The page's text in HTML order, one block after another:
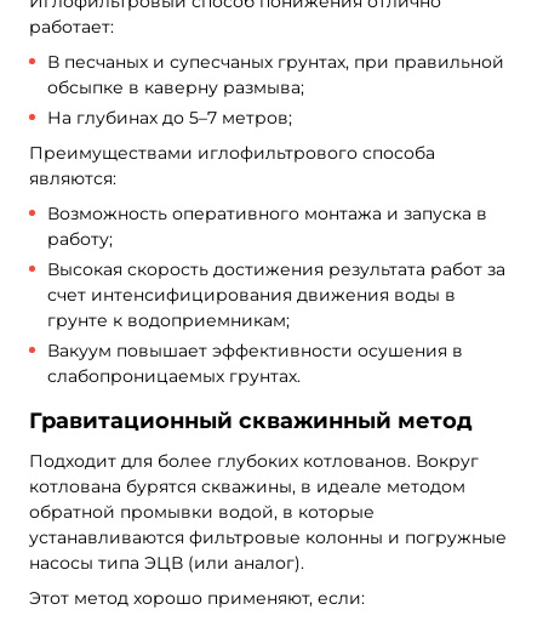
работает:
В песчаных и супесчаных грунтах, при правильной
обсыпке в каверну размыва;
На глубинах до 5–7 метров;
Преимуществами иглофильтрового способа
являются:
Возможность оперативного монтажа и запуска в
работу;
Высокая скорость достижения результата работ за
счет интенсифицирования движения воды в
грунте к водоприемникам;
Вакуум повышает эффективности осушения в
слабопроницаемых грунтах.
Гравитационный скважинный метод
Подходит для более глубоких котлованов. Вокруг
котлована бурятся скважины, в идеале методом
обратной промывки водой, в которые
устанавливаются фильтровые колонны и погружные
насосы типа ЭЦВ (или аналог).
Этот метод хорошо применяют, если: